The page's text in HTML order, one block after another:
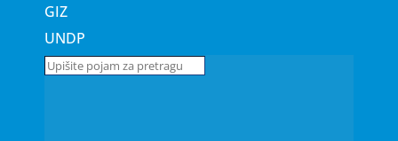
GIZ
UNDP